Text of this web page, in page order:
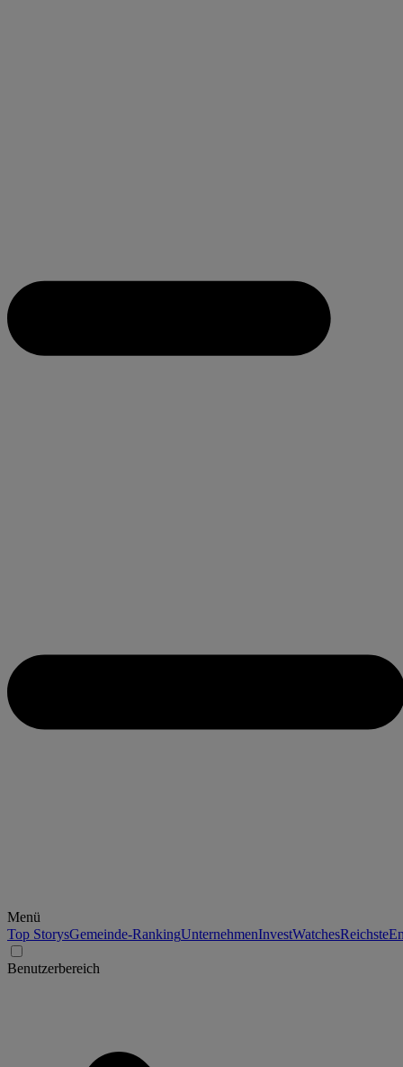
Menü
Top StorysGemeinde-RankingUnternehmenInvestWatchesReichste
Benutzerbereich